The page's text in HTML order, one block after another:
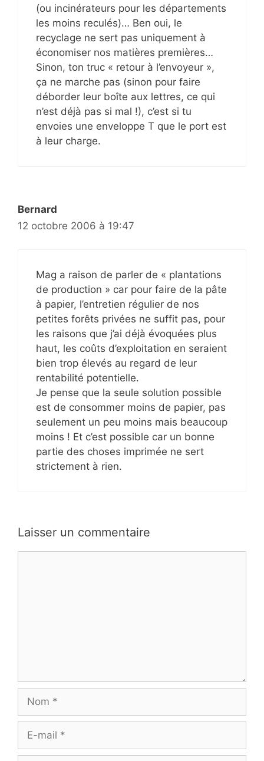
(ou incinérateurs pour les départements
les moins reculés)… Ben oui, le
recyclage ne sert pas uniquement à
économiser nos matières premières…
Sinon, ton truc « retour à l’envoyeur »,
ça ne marche pas (sinon pour faire
déborder leur boîte aux lettres, ce qui
n’est déjà pas si mal !), c’est si tu
envoies une enveloppe T que le port est
à leur charge.
Bernard
12 octobre 2006 à 19:47
Mag a raison de parler de « plantations
de production » car pour faire de la pâte
à papier, l’entretien régulier de nos
petites forêts privées ne suffit pas, pour
les raisons que j’ai déjà évoquées plus
haut, les coûts d’exploitation en seraient
bien trop élevés au regard de leur
rentabilité potentielle.
Je pense que la seule solution possible
est de consommer moins de papier, pas
seulement un peu moins mais beaucoup
moins ! Et c’est possible car un bonne
partie des choses imprimée ne sert
strictement à rien.
Laisser un commentaire
mail